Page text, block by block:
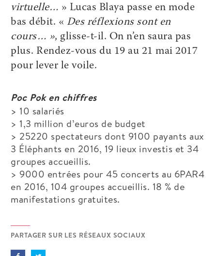
virtuelle… » Lucas Blaya passe en mode
bas débit. « Des réflexions sont en
cours… », glisse-t-il. On n’en saura pas
plus. Rendez-vous du 19 au 21 mai 2017
pour lever le voile.
Poc Pok en chiffres
> 10 salariés
> 1,3 million d’euros de budget
> 25220 spectateurs dont 9100 payants aux
3 Éléphants en 2016, 19 lieux investis et 34
groupes accueillis.
> 9000 entrées pour 45 concerts au 6PAR4
en 2016, 104 groupes accueillis. 18 % de
manifestations gratuites.
PARTAGER SUR LES RÉSEAUX SOCIAUX